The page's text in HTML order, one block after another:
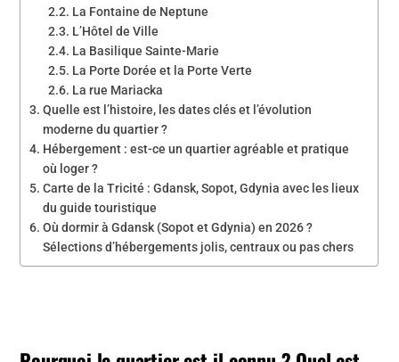
La Fontaine de Neptune
L’Hôtel de Ville
La Basilique Sainte-Marie
La Porte Dorée et la Porte Verte
La rue Mariacka
Quelle est l’histoire, les dates clés et l’évolution
moderne du quartier ?
Hébergement : est-ce un quartier agréable et pratique
où loger ?
Carte de la Tricité : Gdansk, Sopot, Gdynia avec les lieux
du guide touristique
Où dormir à Gdansk (Sopot et Gdynia) en 2026 ?
Sélections d’hébergements jolis, centraux ou pas chers